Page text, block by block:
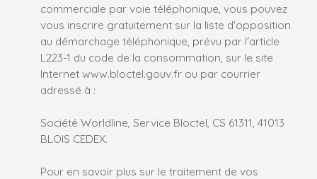
commerciale par voie téléphonique, vous pouvez
vous inscrire gratuitement sur la liste d'opposition
au démarchage téléphonique, prévu par l'article
L223-1 du code de la consommation, sur le site
Internet www.bloctel.gouv.fr ou par courrier
adressé à :
Société Worldline, Service Bloctel, CS 61311, 41013
BLOIS CEDEX.
Pour en savoir plus sur le traitement de vos